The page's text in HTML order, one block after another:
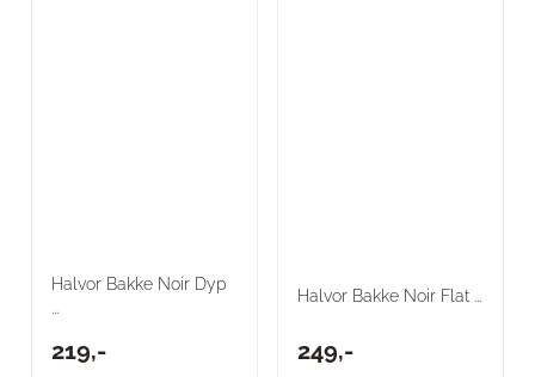
Halvor Bakke Noir Dyp
219,-
Halvor Bakke Noir Flat ...
249,-